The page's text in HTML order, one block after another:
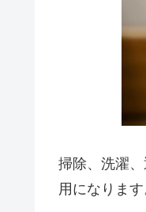
掃除、洗濯
用になります